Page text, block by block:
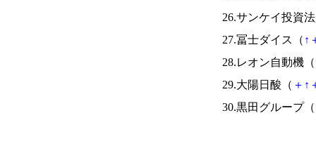
26.サンケイ投資
27.冨士ダイス（ ↑
28.レオン自動機（
29.大陽日酸（ ＋ ↑
30.黒田グループ（